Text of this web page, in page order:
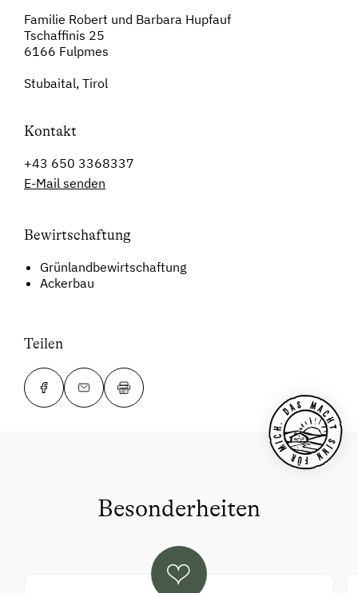
Familie Robert und Barbara Hupfauf
Tschaffinis 25
6166 Fulpmes
Stubaital, Tirol
Kontakt
+43 650 3368337
E-Mail senden
Bewirtschaftung
Grünlandbewirtschaftung
Ackerbau
Teilen
Besonderheiten